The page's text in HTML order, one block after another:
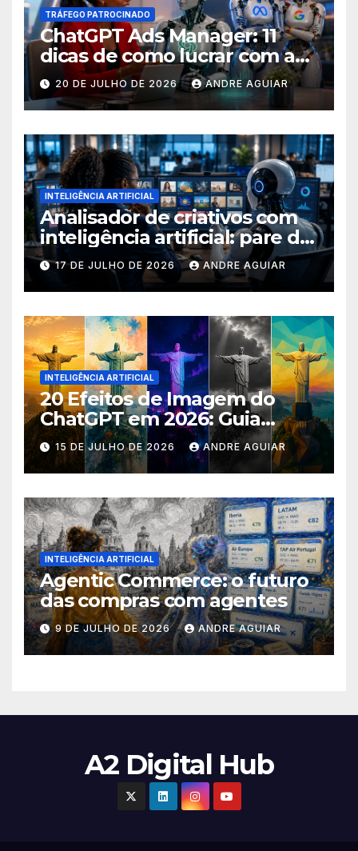
TRÁFEGO PATROCINADO
ChatGPT Ads Manager: 11
dicas de como lucrar com as
buscas nas ferramentas de
inteligência artificial
20 DE JULHO DE 2026 ANDRE AGUIAR
INTELIGÊNCIA ARTIFICIAL
Analisador de criativos com
inteligência artificial: pare de
postar porcaria!
17 DE JULHO DE 2026 ANDRE AGUIAR
INTELIGÊNCIA ARTIFICIAL
20 Efeitos de Imagem do
ChatGPT em 2026: Guia
Completo com Prompts para
Transformar suas Fotos
15 DE JULHO DE 2026 ANDRE AGUIAR
INTELIGÊNCIA ARTIFICIAL
Agentic Commerce: o futuro
das compras com agentes
9 DE JULHO DE 2026 ANDRE AGUIAR
A2 Digital Hub